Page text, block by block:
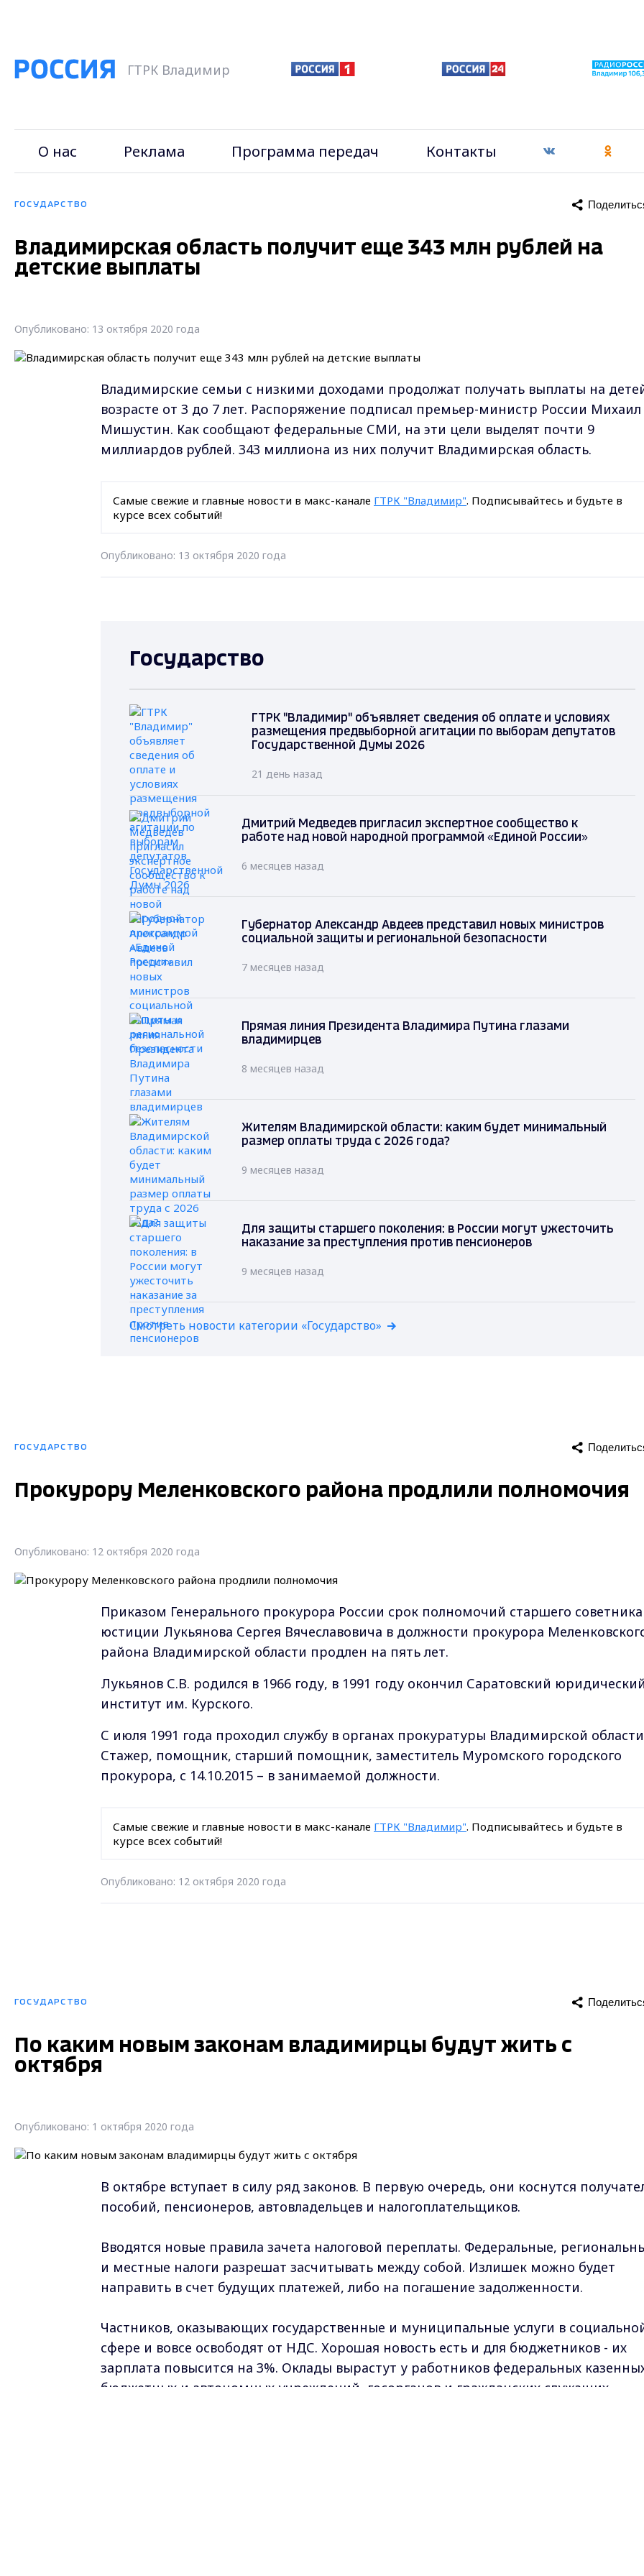
ГТРК Владимир
О нас Реклама Программа передач Контакты
ГОСУДАРСТВО
Владимирская область получит еще 343 млн рублей на
детские выплаты
Опубликовано: 13 октября 2020 года
Владимирские семьи с низкими доходами продолжат получать выплаты на
возрасте от 3 до 7 лет. Распоряжение подписал премьер-министр России Михаил
Мишустин. Как сообщают федеральные СМИ, на эти цели выделят почти 9
миллиардов рублей. 343 миллиона из них получит Владимирская область.
Самые свежие и главные новости в макс-канале ГТРК "Владимир". Подписывайтесь и будьте в
курсе всех событий!
Опубликовано: 13 октября 2020 года
Государство
ГТРК "Владимир" объявляет сведения об оплате и условиях
размещения предвыборной агитации по выборам депутатов
Государственной Думы 2026
21 день назад
Дмитрий Медведев пригласил экспертное сообщество к
работе над новой народной программой «Единой России»
6 месяцев назад
Губернатор Александр Авдеев представил новых министров
социальной защиты и региональной безопасности
7 месяцев назад
Прямая линия Президента Владимира Путина глазами
владимирцев
8 месяцев назад
Жителям Владимирской области: каким будет минимальный
размер оплаты труда с 2026 года?
9 месяцев назад
Для защиты старшего поколения: в России могут ужесточить
наказание за преступления против пенсионеров
9 месяцев назад
Смотреть новости категории «Государство»
ГОСУДАРСТВО
Прокурору Меленковского района продлили полномочия
Опубликовано: 12 октября 2020 года
Приказом Генерального прокурора России срок полномочий старшего советника
юстиции Лукьянова Сергея Вячеславовича в должности прокурора
района Владимирской области продлен на пять лет.
Лукьянов С.В. родился в 1966 году, в 1991 году окончил Саратовский юридический
институт им. Курского.
С июля 1991 года проходил службу в органах прокуратуры Владимирской
Стажер, помощник, старший помощник, заместитель Муромского городского
прокурора, с 14.10.2015 – в занимаемой должности.
Самые свежие и главные новости в макс-канале ГТРК "Владимир". Подписывайтесь и будьте в
курсе всех событий!
Опубликовано: 12 октября 2020 года
ГОСУДАРСТВО
По каким новым законам владимирцы будут жить с
октября
Опубликовано: 1 октября 2020 года
В октябре вступает в силу ряд законов. В первую очередь, они коснутся
пособий, пенсионеров, автовладельцев и налогоплательщиков.
Вводятся новые правила зачета налоговой переплаты. Федеральные,
и местные налоги разрешат засчитывать между собой. Излишек можно будет
направить в счет будущих платежей, либо на погашение задолженности.
Частников, оказывающих государственные и муниципальные услуги в
сфере и вовсе освободят от НДС. Хорошая новость есть и для бюджетников - их
зарплата повысится на 3%. Оклады вырастут у работников федеральных
бюджетных и автономных учреждений, госорганов и гражданских служащих